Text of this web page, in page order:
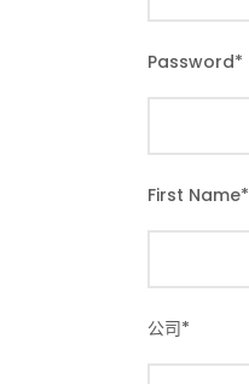
Password*
First Name*
公司*